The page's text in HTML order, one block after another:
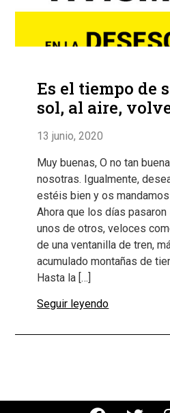
Es el tiempo de
sol, al aire,
13 junio, 2020
Muy buenas, O no tan
nosotras. Igualmente,
estéis bien y os
Ahora que los días
unos de otros, veloces
de una ventanilla de tren,
acumulado montañas de
Hasta la […]
Seguir leyendo